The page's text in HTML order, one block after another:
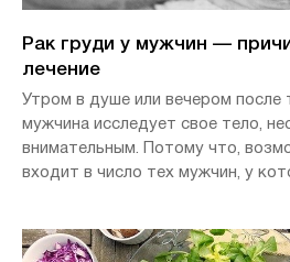
Рак груди у мужчин —
лечение
Утром в душе или вечером после
мужчина исследует свое тело,
внимательным. Потому что,
входит в число тех мужчин, у